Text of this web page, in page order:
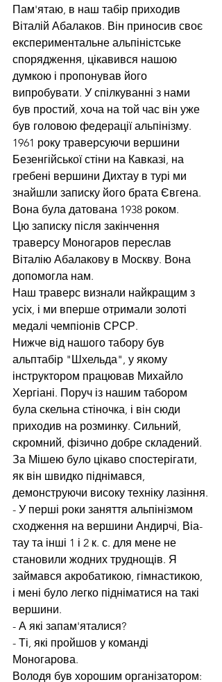
Пам'ятаю, в наш табір приходив
Віталій Абалаков. Він приносив своє
експериментальне альпіністське
спорядження, цікавився нашою
думкою і пропонував його
випробувати. У спілкуванні з нами
був простий, хоча на той час він уже
був головою федерації альпінізму.
1961 року траверсуючи вершини
Безенгійської стіни на Кавказі, на
гребені вершини Дихтау в турі ми
знайшли записку його брата Євгена.
Вона була датована 1938 роком.
Цю записку після закінчення
траверсу Моногаров переслав
Віталію Абалакову в Москву. Вона
допомогла нам.
Наш траверс визнали найкращим з
усіх, і ми вперше отримали золоті
медалі чемпіонів СРСР.
Нижче від нашого табору був
альптабір "Шхельда", у якому
інструктором працював Михайло
Хергіані. Поруч із нашим табором
була скельна стіночка, і він сюди
приходив на розминку. Сильний,
скромний, фізично добре складений.
За Мішею було цікаво спостерігати,
як він швидко піднімався,
демонструючи високу техніку лазіння.
- У перші роки заняття альпінізмом
сходження на вершини Андирчі, Віа-
тау та інші 1 і 2 к. с. для мене не
становили жодних труднощів. Я
займався акробатикою, гімнастикою,
і мені було легко підніматися на такі
вершини.
- А які запам'яталися?
- Ті, які пройшов у команді
Моногарова.
Володя був хорошим організатором: